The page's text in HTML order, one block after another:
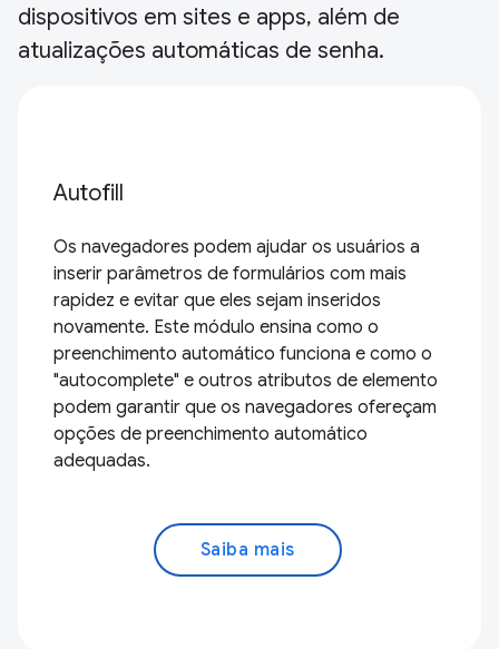
dispositivos em sites e apps, além de
atualizações automáticas de senha.
Autofill
Os navegadores podem ajudar os usuários a
inserir parâmetros de formulários com mais
rapidez e evitar que eles sejam inseridos
novamente. Este módulo ensina como o
preenchimento automático funciona e como o
"autocomplete" e outros atributos de elemento
podem garantir que os navegadores ofereçam
opções de preenchimento automático
adequadas.
Saiba mais